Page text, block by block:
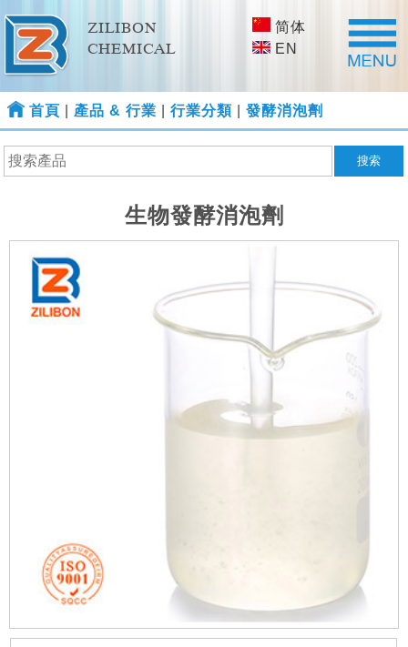
ZILIBON
CHEMICAL
简体
EN
首頁 產品 & 行業 |行業分類 |發酵消泡劑
生物發酵消泡劑